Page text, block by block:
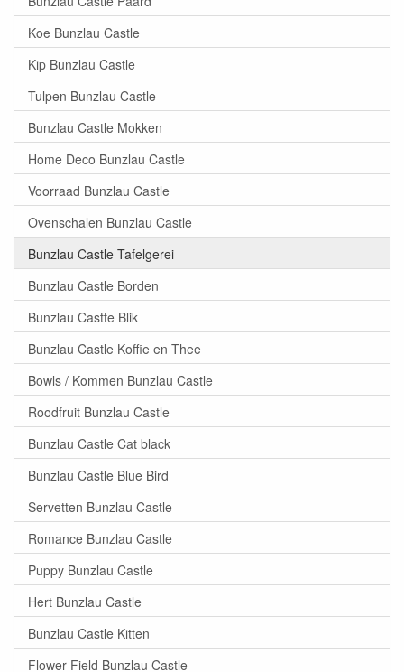
Koe Bunzlau Castle
Kip Bunzlau Castle
Tulpen Bunzlau Castle
Bunzlau Castle Mokken
Home Deco Bunzlau Castle
Voorraad Bunzlau Castle
Ovenschalen Bunzlau Castle
Bunzlau Castle Tafelgerei
Bunzlau Castle Borden
Bunzlau Castte Blik
Bunzlau Castle Koffie en Thee
Bowls / Kommen Bunzlau Castle
Roodfruit Bunzlau Castle
Bunzlau Castle Cat black
Bunzlau Castle Blue Bird
Servetten Bunzlau Castle
Romance Bunzlau Castle
Puppy Bunzlau Castle
Hert Bunzlau Castle
Bunzlau Castle Kitten
Flower Field Bunzlau Castle